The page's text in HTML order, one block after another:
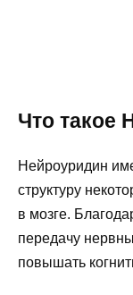
Что такое
Нейроуридин
структуру
в мозге.
передачу
повышать